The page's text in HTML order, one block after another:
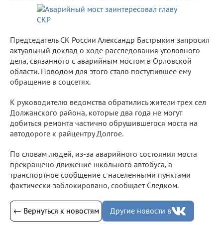
Председатель СК России Александр Бастрыкин запросил
актуальный доклад о ходе расследования уголовного
дела, связанного с аварийным мостом в Орловской
области. Поводом для этого стало поступившее ему
обращение в соцсетях.
К руководителю ведомства обратились жители трех сел
Должанского района, которые два года не могут
добиться ремонта частично обрушившегося моста на
автодороге к райцентру Долгое.
По словам людей, из-за аварийного состояния моста
прекращено движение школьного автобуса, а
транспортное сообщение с населенными пунктами
фактически заблокировано, сообщает Следком.
← Вернуться к новостям Другие новости в